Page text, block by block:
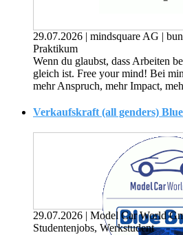
29.07.2026 | mindsquare AG |
Praktikum
Wenn du glaubst, dass Arbeiten
gleich ist. Free your mind! Bei
mehr Anspruch, mehr Impact,
Verkaufskraft (all genders)
29.07.2026 | Model Car World
Studentenjobs, Werkstudent